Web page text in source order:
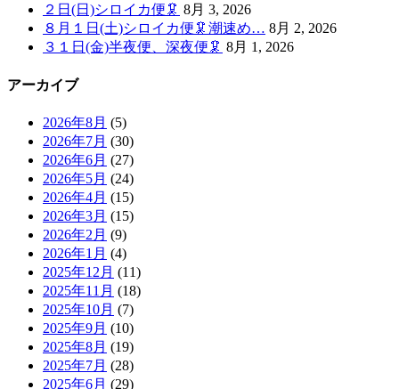
２日(日)シロイカ便🦑 8月 3, 2026
８月１日(土)シロイカ便🦑潮速め… 8月 2, 2026
３１日(金)半夜便、深夜便🦑 8月 1, 2026
アーカイブ
2026年8月 (5)
2026年7月 (30)
2026年6月 (27)
2026年5月 (24)
2026年4月 (15)
2026年3月 (15)
2026年2月 (9)
2026年1月 (4)
2025年12月 (11)
2025年11月 (18)
2025年10月 (7)
2025年9月 (10)
2025年8月 (19)
2025年7月 (28)
2025年6月 (29)